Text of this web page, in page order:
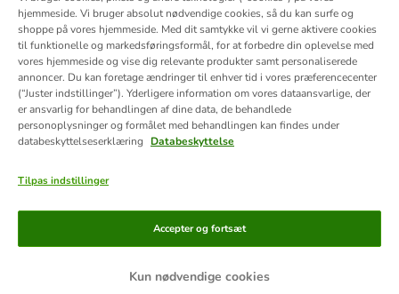
Betalingsformer
Faktura
hjemmeside. Vi bruger absolut nødvendige cookies, så du kan surfe og
shoppe på vores hjemmeside. Med dit samtykke vil vi gerne aktivere cookies
til funktionelle og markedsføringsformål, for at forbedre din oplevelse med
vores hjemmeside og vise dig relevante produkter samt personaliserede
annoncer. Du kan foretage ændringer til enhver tid i vores præferencecenter
(“Juster indstillinger”). Yderligere information om vores dataansvarlige, der
er ansvarlig for behandlingen af ​​dine data, de behandlede
personoplysninger og formålet med behandlingen kan findes under
databeskyttelseserklæring
Databeskyttelse
Tilpas indstillinger
Kun nødvendige cookies
Accepter og fortsæt